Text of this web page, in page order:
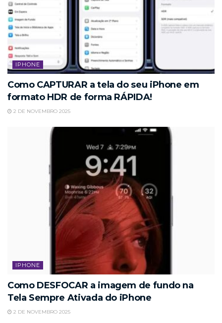
IPHONE
Como CAPTURAR a tela do seu iPhone em
formato HDR de forma RÁPIDA!
2 DE NOVEMBRO 2025
IPHONE
Como DESFOCAR a imagem de fundo na
Tela Sempre Ativada do iPhone
2 DE NOVEMBRO 2025